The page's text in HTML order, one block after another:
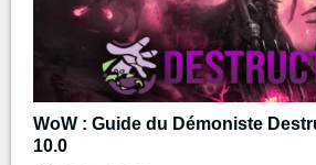
WoW : Guide du Démoniste
10.0